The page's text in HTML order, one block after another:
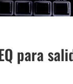
para